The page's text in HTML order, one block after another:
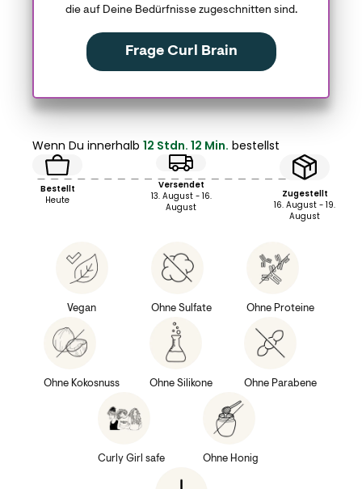
die auf Deine Bedürfnisse zugeschnitten sind.
Frage Curl Brain
Wenn Du innerhalb 12 Stdn. 12 Min. bestellst
Bestellt
Heute
Versendet
13. August - 16.
August
Zugestellt
16. August - 19.
August
Vegan Ohne Sulfate Ohne Proteine
Ohne Kokosnuss Ohne Silikone Ohne Parabene
Curly Girl safe Ohne Honig